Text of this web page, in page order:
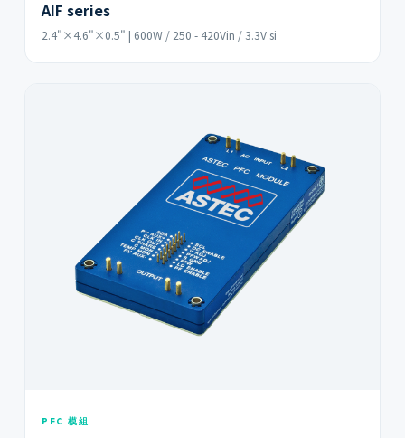
AIF series
2.4"×4.6"×0.5" | 600W / 250 - 420Vin / 3.3V si
PFC 模組